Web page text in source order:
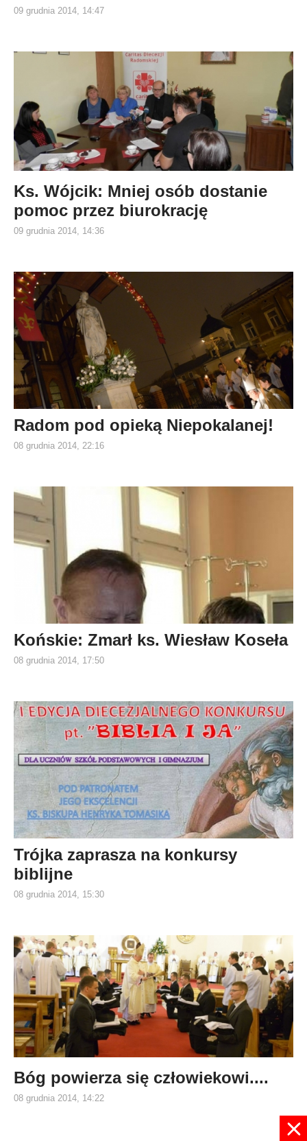
09 grudnia 2014, 14:47
Ks. Wójcik: Mniej osób dostanie
pomoc przez biurokrację
09 grudnia 2014, 14:36
Radom pod opieką Niepokalanej!
08 grudnia 2014, 22:16
Końskie: Zmarł ks. Wiesław Koseła
08 grudnia 2014, 17:50
Trójka zaprasza na konkursy
biblijne
08 grudnia 2014, 15:30
Bóg powierza się człowiekowi....
08 grudnia 2014, 14:22